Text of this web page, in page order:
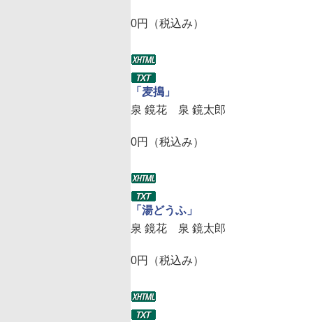
0円（税込み）
「麦搗」
泉 鏡花 泉 鏡太郎
0円（税込み）
「湯どうふ」
泉 鏡花 泉 鏡太郎
0円（税込み）